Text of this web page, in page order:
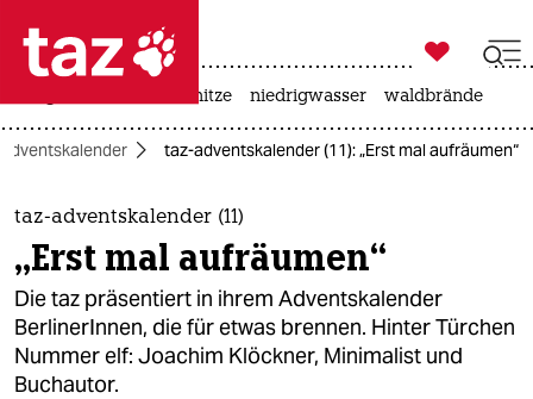
 taz zahl ich
taz zahl ich
themen
politik
öko
gesellschaft

taz zahl ich
hitze niedrigwasser waldbrände
taz-adventskalender (11): „Erst mal aufräumen“
taz-adventskalender (11)
„Erst mal aufräumen“
Die taz präsentiert in ihrem Adventskalender
BerlinerInnen, die für etwas brennen. Hinter Türchen
Nummer elf: Joachim Klöckner, Minimalist und
Buchautor. ​